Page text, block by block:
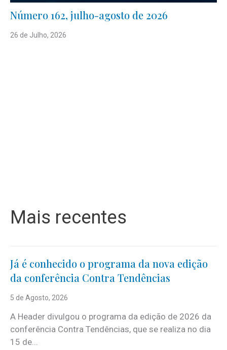
Número 162, julho-agosto de 2026
26 de Julho, 2026
Mais recentes
Já é conhecido o programa da nova edição
da conferência Contra Tendências
5 de Agosto, 2026
A Header divulgou o programa da edição de 2026 da
conferência Contra Tendências, que se realiza no dia
15 de...